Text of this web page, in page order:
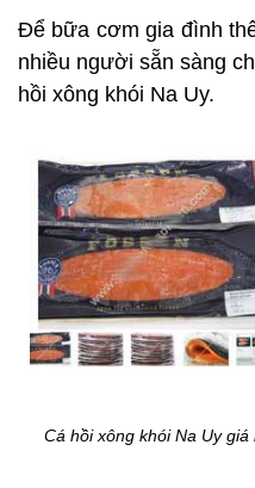
Để bữa cơm gia đình
nhiều người sẵn sàng
hồi xông khói Na Uy.
Cá hồi xông khói Na Uy